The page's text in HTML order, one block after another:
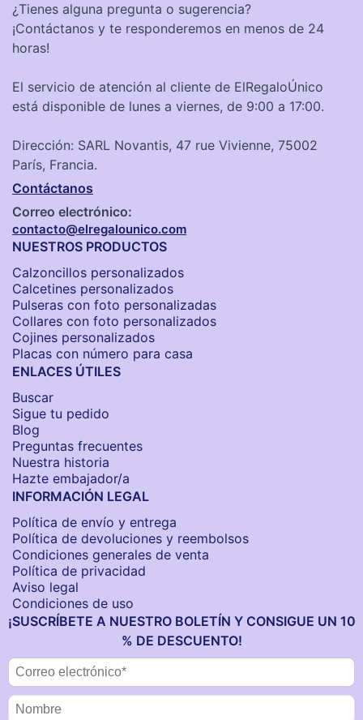
¿Tienes alguna pregunta o sugerencia?
¡Contáctanos y te responderemos en menos de 24
horas!
El servicio de atención al cliente de ElRegaloÚnico
está disponible de lunes a viernes, de 9:00 a 17:00.
Dirección: SARL Novantis, 47 rue Vivienne, 75002
París, Francia.
Contáctanos
Correo electrónico:
contacto@elregalounico.com
NUESTROS PRODUCTOS
Calzoncillos personalizados​
Calcetines personalizados
Pulseras con foto personalizadas
Collares con foto personalizados
Cojines personalizados
Placas con número para casa
ENLACES ÚTILES
Buscar
Sigue tu pedido
Blog
Preguntas frecuentes
Nuestra historia
Hazte embajador/a
INFORMACIÓN LEGAL
Política de envío y entrega
Política de devoluciones y reembolsos
Condiciones generales de venta
Política de privacidad
Aviso legal
Condiciones de uso
¡SUSCRÍBETE A NUESTRO BOLETÍN Y CONSIGUE UN 10
% DE DESCUENTO!